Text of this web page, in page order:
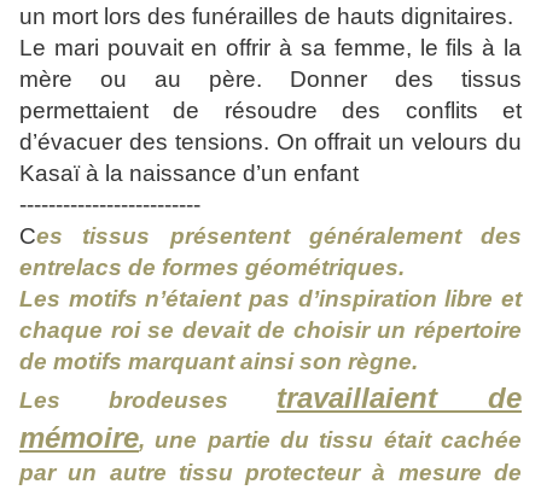
un mort lors des funérailles de hauts dignitaires.
Le mari pouvait en offrir à sa femme, le fils à la
mère ou au père. Donner des tissus
permettaient de résoudre des conflits et
d’évacuer des tensions. On offrait un velours du
Kasaï à la naissance d’un enfant
-------------------------
Ces tissus présentent généralement des
entrelacs de formes géométriques.
Les motifs n’étaient pas d’inspiration libre et
chaque roi se devait de choisir un répertoire
de motifs marquant ainsi son règne.
Les brodeuses travaillaient de
mémoire, une partie du tissu était cachée
par un autre tissu protecteur à mesure de